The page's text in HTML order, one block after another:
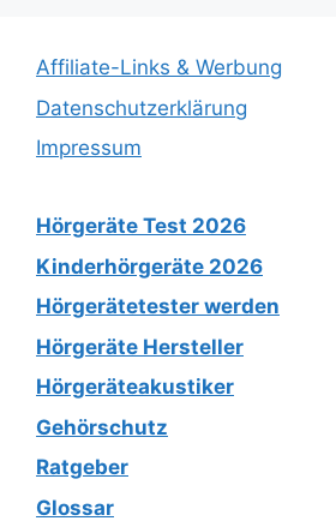
Affiliate-Links & Werbung
Datenschutzerklärung
Impressum
Hörgeräte Test 2026
Kinderhörgeräte 2026
Hörgerätetester werden
Hörgeräte Hersteller
Hörgeräteakustiker
Gehörschutz
Ratgeber
Glossar